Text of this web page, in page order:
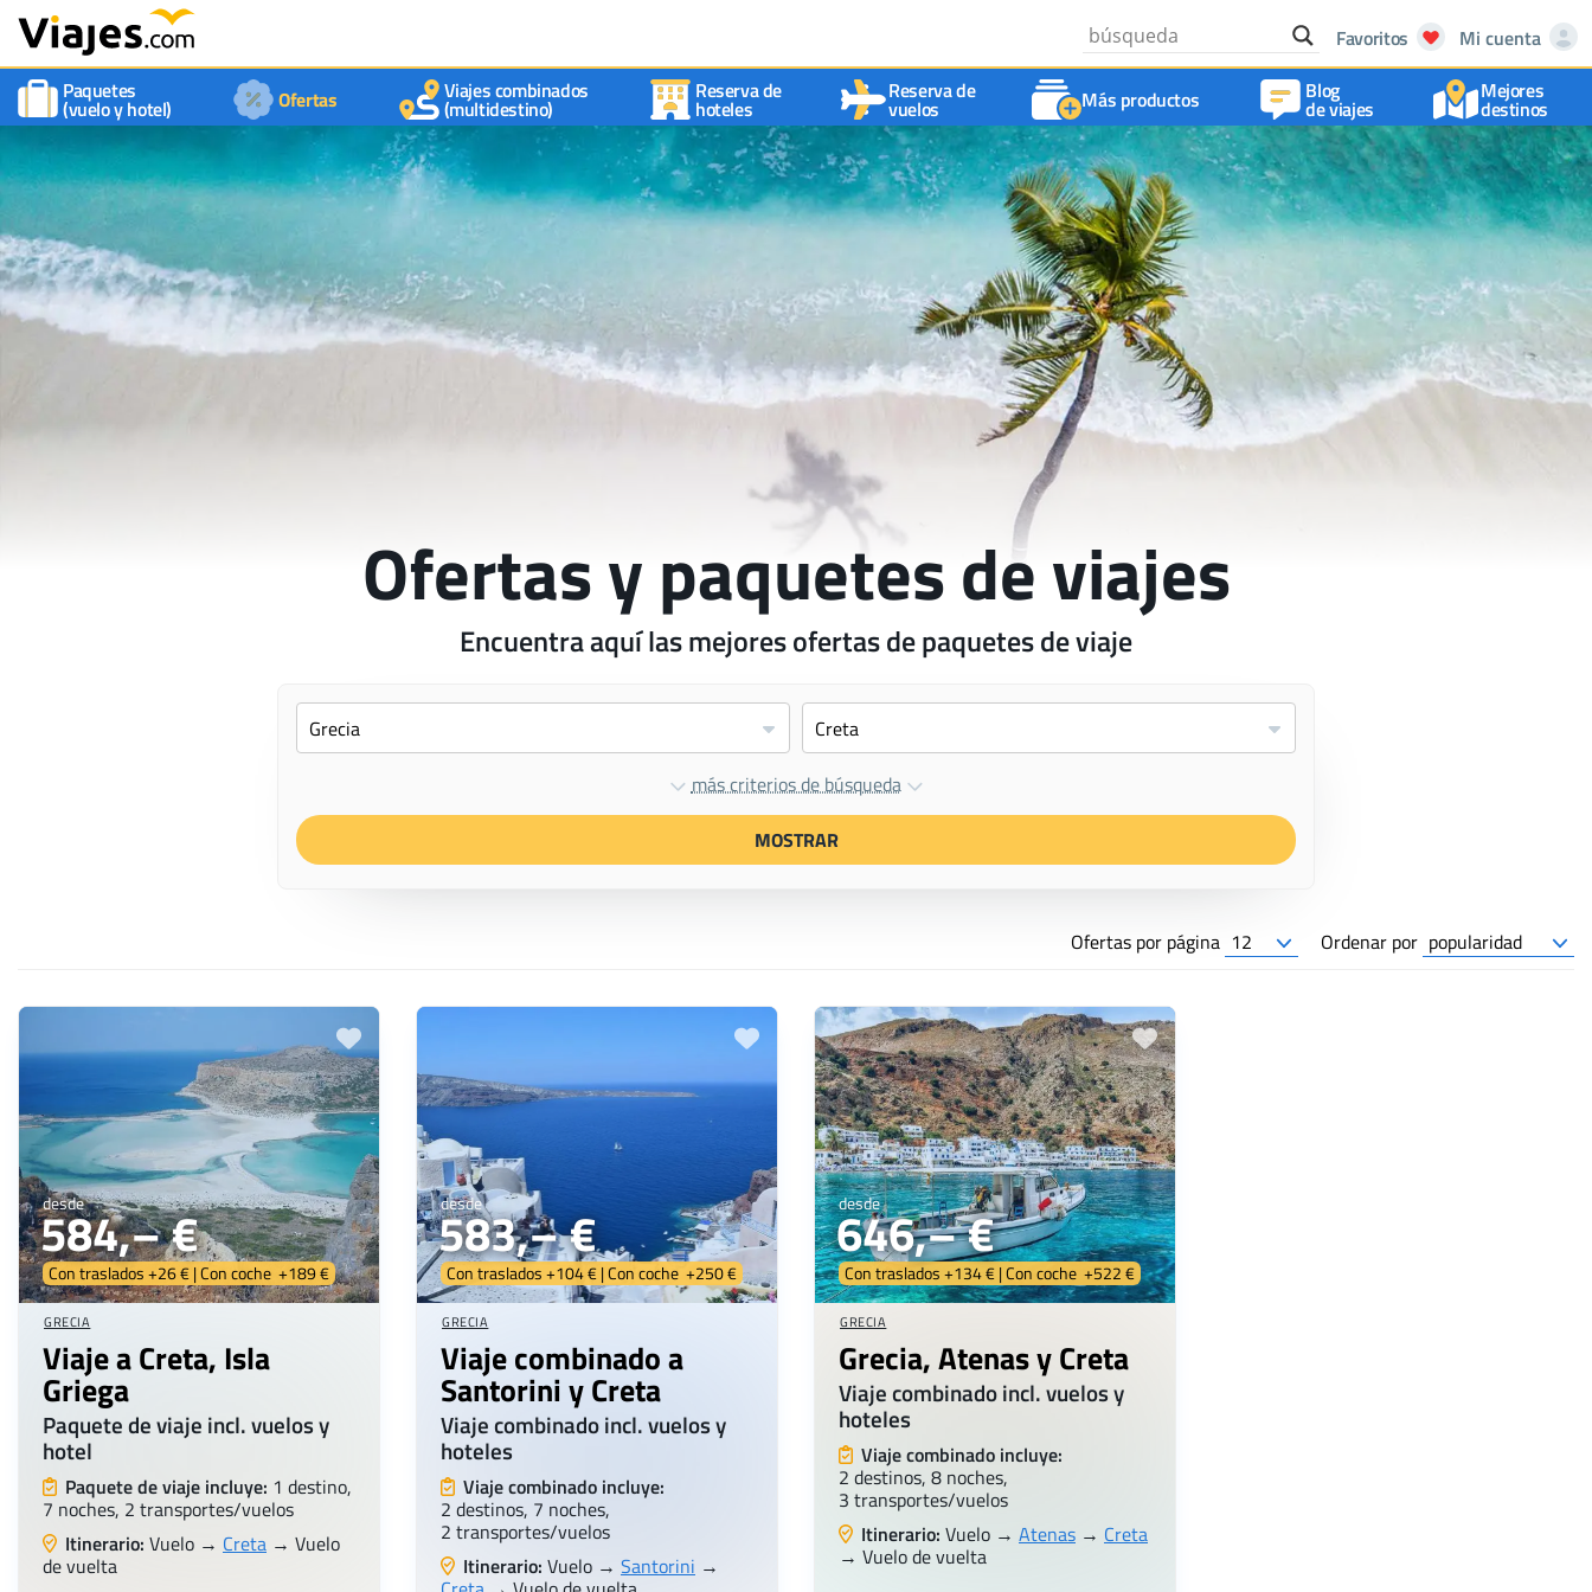
Favoritos
Mi cuenta
Paquetes
(vuelo y hotel) Ofertas Viajes combinados
(multidestino)
Reserva de
hoteles
Reserva de
vuelos Más productos Blog
de viajes
Mejores
destinos
Ofertas y paquetes de viajes
Encuentra aquí las mejores ofertas de paquetes de viaje
más criterios de búsqueda
MOSTRAR
Ofertas por página Ordenar por
desde
584,– €
Con traslados +26 € | Con coche +189 €
GRECIA
Viaje a Creta, Isla
Griega
Paquete de viaje incl. vuelos y
hotel
Paquete de viaje incluye: 1 destino,
7 noches, 2 transportes/vuelos
Itinerario: Vuelo → Creta → Vuelo
de vuelta
desde
583,– €
Con traslados +104 € | Con coche +250 €
GRECIA
Viaje combinado a
Santorini y Creta
Viaje combinado incl. vuelos y
hoteles
Viaje combinado incluye:
2 destinos, 7 noches,
2 transportes/vuelos
Itinerario: Vuelo → Santorini →
desde
646,– €
Con traslados +134 € | Con coche +522 €
GRECIA
Grecia, Atenas y Creta
Viaje combinado incl. vuelos y
hoteles
Viaje combinado incluye:
2 destinos, 8 noches,
3 transportes/vuelos
Itinerario: Vuelo → Atenas → Creta
→ Vuelo de vuelta